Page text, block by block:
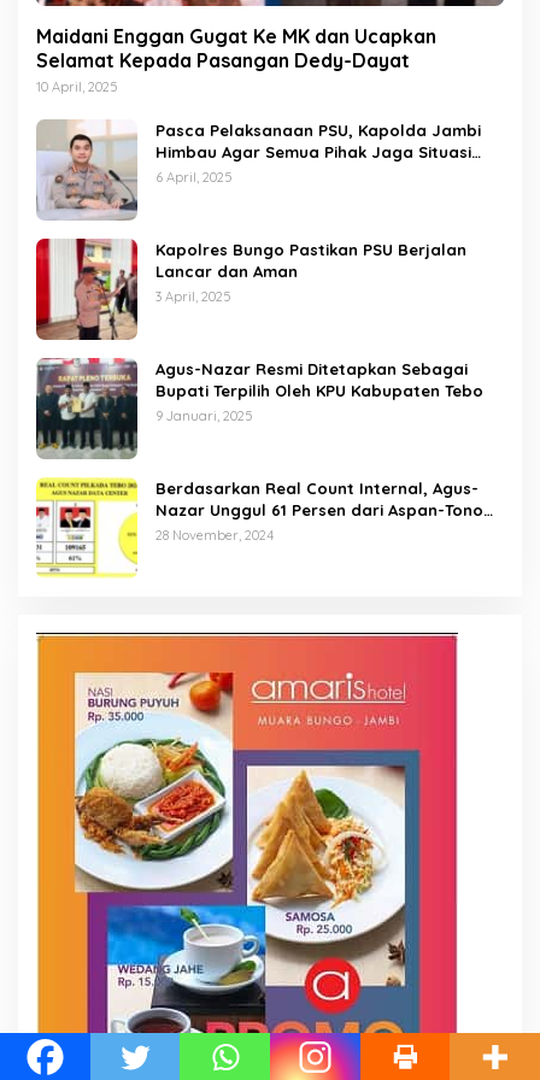
Maidani Enggan Gugat Ke MK dan Ucapkan
Selamat Kepada Pasangan Dedy-Dayat
10 April, 2025
Pasca Pelaksanaan PSU, Kapolda Jambi
Himbau Agar Semua Pihak Jaga Situasi
Kamtibmas
6 April, 2025
Kapolres Bungo Pastikan PSU Berjalan
Lancar dan Aman
3 April, 2025
Agus-Nazar Resmi Ditetapkan Sebagai
Bupati Terpilih Oleh KPU Kabupaten Tebo
9 Januari, 2025
Berdasarkan Real Count Internal, Agus-
Nazar Unggul 61 Persen dari Aspan-Tono
Hanya 39 Persen
28 November, 2024